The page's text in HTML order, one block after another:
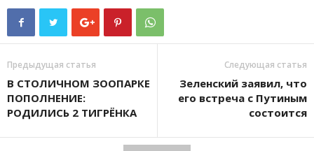
Предыдущая статья
В СТОЛИЧНОМ ЗООПАРКЕ
ПОПОЛНЕНИЕ:
РОДИЛИСЬ 2 ТИГРЁНКА
Следующая статья
Зеленский заявил, что
его встреча с Путиным
состоится